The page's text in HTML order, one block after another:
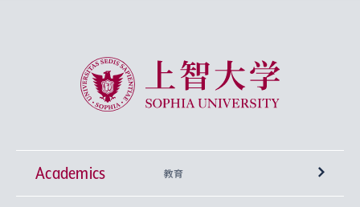
上智大学 Sophia University
Academics 教育